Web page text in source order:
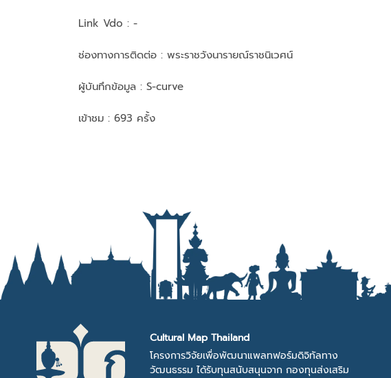
Link Vdo : -
ช่องทางการติดต่อ : พระราชวังนารายณ์ราชนิเวศน์
ผู้บันทึกข้อมูล : S-curve
เข้าชม : 693 ครั้ง
Cultural Map Thailand
โครงการวิจัยเพื่อพัฒนาแพลทฟอร์มดิจิทัลทาง
วัฒนธรรม ได้รับทุนสนับสนุนจาก กองทุนส่งเสริม